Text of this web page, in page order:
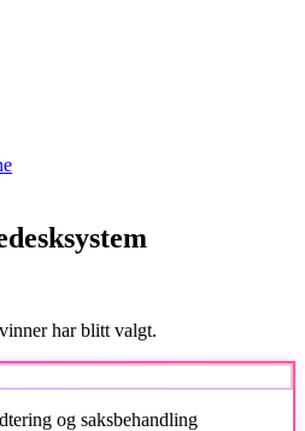
har blitt valgt.
og saksbehandling